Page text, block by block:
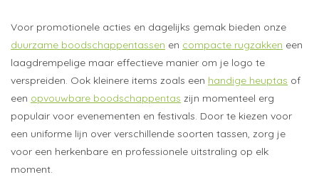
Voor promotionele acties en dagelijks gemak bieden onze
duurzame boodschappentassen en compacte rugzakken een
laagdrempelige maar effectieve manier om je logo te
verspreiden. Ook kleinere items zoals een handige heuptas of
een opvouwbare boodschappentas zijn momenteel erg
populair voor evenementen en festivals. Door te kiezen voor
een uniforme lijn over verschillende soorten tassen, zorg je
voor een herkenbare en professionele uitstraling op elk
moment.